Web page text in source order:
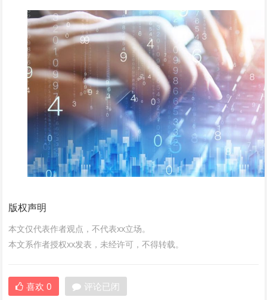
版权声明
本文仅代表作者观点，不代表xx立场。
本文系作者授权xx发表，未经许可，不得转载。
喜欢 0 评论已闭